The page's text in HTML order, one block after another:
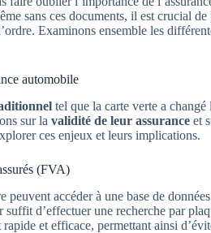
sans ces documents, il est crucial
Examinons ensemble les
automobile
tel que la carte verte a
sur la validité de leur assurance et
ces enjeux et leurs implications.
(FVA)
peuvent accéder à une base de
d’effectuer une recherche par
et efficace, permettant ainsi